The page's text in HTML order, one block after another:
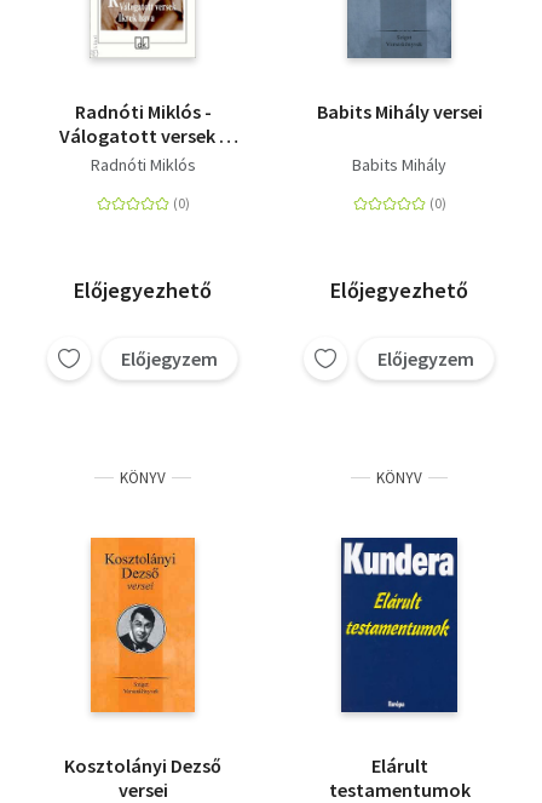
Radnóti Miklós -
Válogatott versek -
Ikrek hava
Radnóti Miklós
Előjegyezhető
Előjegyzem
Babits Mihály versei
Babits Mihály
Előjegyezhető
Előjegyzem
KÖNYV
Kosztolányi Dezső
versei
KÖNYV
Elárult
testamentumok